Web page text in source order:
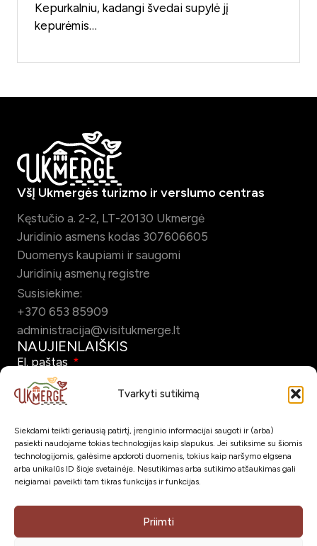
Tvarkyti sutikimą
Siekdami teikti geriausią patirtį, įrenginio informacijai saugoti ir (arba)
pasiekti naudojame tokias technologijas kaip slapukus. Jei sutiksime su šiomis
technologijomis, galėsime apdoroti duomenis, tokius kaip naršymo elgsena
arba unikalūs ID šioje svetainėje. Nesutikimas arba sutikimo atšaukimas gali
neigiamai paveikti tam tikras funkcijas ir funkcijas.
Priimti
Kepurkalniu, kadangi švedai supylė jį
kepurėmis…
VšĮ Ukmergės turizmo ir verslumo centras
Kęstučio a. 2-2, LT-20130 Ukmergė
Juridinio asmens kodas 307606605
Duomenys kaupiami ir saugomi
Juridinių asmenų registre
Susisiekime:
+370 653 85909
administracija@visitukmerge.lt
NAUJIENLAIŠKIS
El. paštas
Pažymėdamas šį laukelį patvirtinu, kad sutinku gauti Ukmergės
turizmo naujienlaiškį el. paštu.
Prenumeruoti
SOC. TINKLAI